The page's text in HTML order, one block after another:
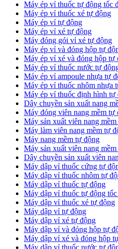
​Máy ép vỉ thuốc tự động tốc
​Máy ép vỉ thuốc xé tự động
​Máy ép vỉ tự động
​Máy ép vỉ xé tự động
​Máy đóng gói vỉ xé tự động
​Máy ép vỉ và đóng hộp tự
​Máy ép vỉ xé và đóng hộp tự
​Máy ép vỉ thuốc nước tự
​Máy ép vỉ ampoule nhựa tự
Máy ép vỉ thuốc nhôm nhựa
​Máy ép vỉ thuốc định hình tự
​Dây chuyền sản xuất nang
Máy đóng viên nang mềm tự
​Máy sản xuất viên nang
Máy làm viên nang mềm tự
Máy nang mềm tự động
​Máy sản xuất viên nang
​Dây chuyền sản xuất viên
Máy dập vỉ thuốc cứng tự
Máy dập vỉ thuốc nhôm tự
Máy dập vỉ thuốc tự động​
​Máy dập vỉ thuốc tự động
Máy dập vỉ thuốc xé tự động
​Máy dập vỉ tự động
​Máy dập vỉ xé tự động
​Máy dập vỉ và đóng hộp tự
​Máy dập vỉ xé và đóng hộp